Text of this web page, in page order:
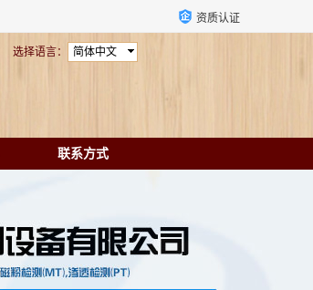
资质认证
简体中文
选择语言：
联系方式